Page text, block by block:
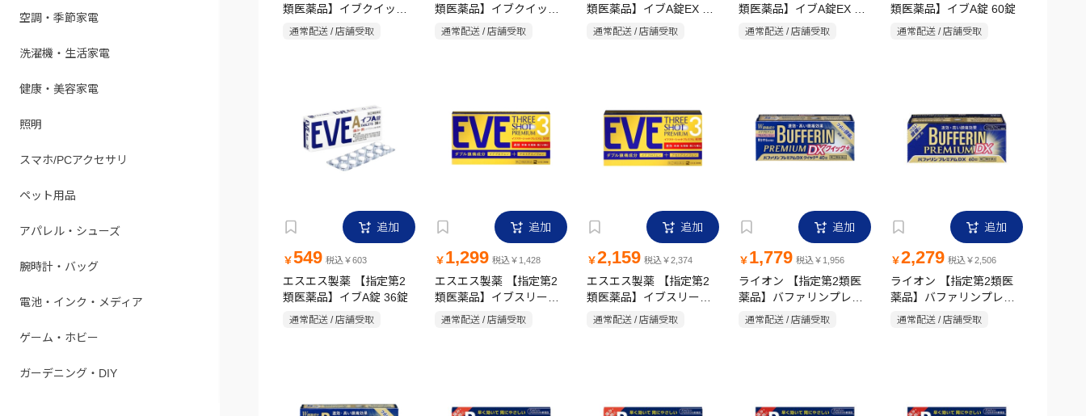
空調・季節家電
洗濯機・生活家電
健康・美容家電
照明
スマホ/PCアクセサリ
ペット用品
アパレル・シューズ
腕時計・バッグ
電池・インク・メディア
ゲーム・ホビー
ガーデニング・DIY
類医薬品】イブクイック
頭痛薬 40錠
通常配送 / 店舗受取
類医薬品】イブクイック
頭痛薬 20錠
通常配送 / 店舗受取
類医薬品】イブA錠EX 40
錠
通常配送 / 店舗受取
類医薬品】イブA錠EX 20
錠
通常配送 / 店舗受取
類医薬品】イブA錠 60錠
通常配送 / 店舗受取
追加
￥549 税込￥603
エスエス製薬 【指定第2
類医薬品】イブA錠 36錠
通常配送 / 店舗受取
追加
￥ 1,299 税込￥1,428
エスエス製薬 【指定第2
類医薬品】イブスリーシ
ョットプレミアム 30錠
通常配送 / 店舗受取
追加
￥2,159 税込￥2,374
エスエス製薬 【指定第2
類医薬品】イブスリーシ
ョットプレミアム 60錠
通常配送 / 店舗受取
追加
￥ 1,779 税込￥1,956
ライオン 【指定第2類医
薬品】バファリンプレミ
アムDX 40錠
通常配送 / 店舗受取
追加
￥2,279 税込￥2,506
ライオン 【指定第2類医
薬品】バファリンプレミ
アムDX 60錠
通常配送 / 店舗受取